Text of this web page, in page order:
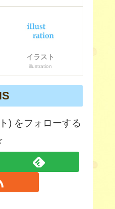
イラスト
illustration
) をフォローする